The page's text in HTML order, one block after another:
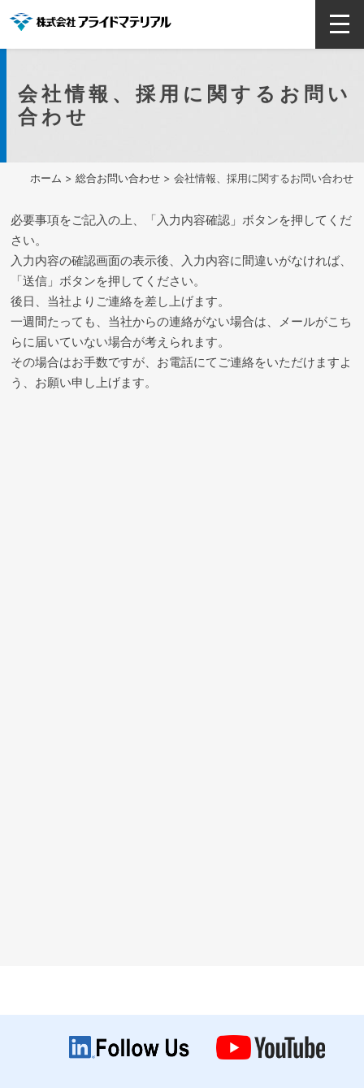
ホーム > 総合お問い合わせ> 会社情報、採用に関するお問い合わせ
会社情報、採用に関するお問い
合わせ
必要事項をご記入の上、「入力内容確認」ボタンを押してくだ
さい。
入力内容の確認画面の表示後、入力内容に間違いがなければ、
「送信」ボタンを押してください。
後日、当社よりご連絡を差し上げます。
一週間たっても、当社からの連絡がない場合は、メールがこち
らに届いていない場合が考えられます。
その場合はお手数ですが、お電話にてご連絡をいただけますよ
う、お願い申し上げます。